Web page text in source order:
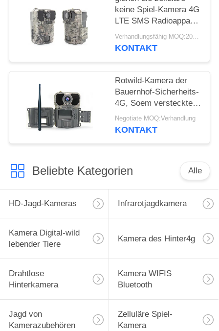
keine Spiel-Kamera 4G
LTE SMS Radioapparat
PIR GPS
Verhandlungsfähig MOQ:20pcs
KONTAKT
Rotwild-Kamera der
Bauernhof-Sicherheits-
4G, Soem versteckte
Victure-Hinterspiel-
Kamera
Negotiate MOQ:Verhandlung
KONTAKT
Beliebte Kategorien Alle
HD-Jagd-Kameras Infrarotjagdkamera
Kamera Digital-wild
lebender Tiere
Kamera des Hinter4g
Drahtlose
Hinterkamera
Kamera WIFIS
Bluetooth
Jagd von
Kamerazubehören
Zelluläre Spiel-
Kamera